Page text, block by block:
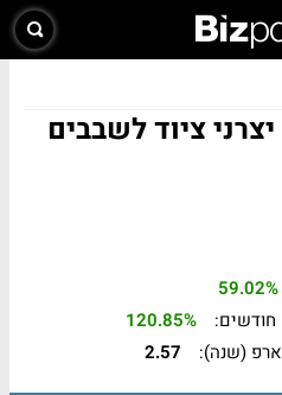
ציוד לשבבים
59.02%
120.85%
(שנה): 2.57